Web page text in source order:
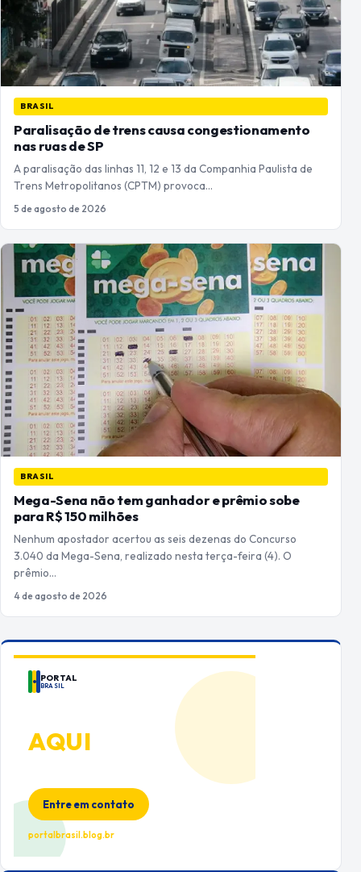
BRASIL
Paralisação de trens causa congestionamento
nas ruas de SP
A paralisação das linhas 11, 12 e 13 da Companhia Paulista de
Trens Metropolitanos (CPTM) provoca…
5 de agosto de 2026
BRASIL
Mega-Sena não tem ganhador e prêmio sobe
para R$ 150 milhões
Nenhum apostador acertou as seis dezenas do Concurso
3.040 da Mega-Sena, realizado nesta terça-feira (4). O
prêmio…
4 de agosto de 2026
PORTAL
BRASIL
AQUI
Entre em contato
portalbrasil.blog.br